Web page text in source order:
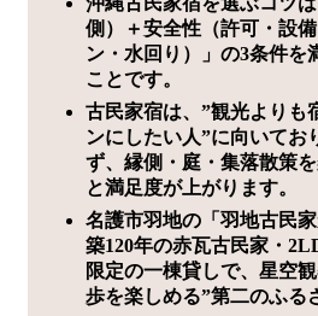
側）＋安全性（許可・設
ン・水回り）」の3条件を
ことです。
古民家宿は、”観光よりも
ンにしたい人”に向いてお
ず、縁側・庭・集落散策
と満足度が上がります。
名護市羽地の「羽地古民
築120年の赤瓦古民家・
限定の一棟貸しで、星空
歩を楽しめる”第二のふる